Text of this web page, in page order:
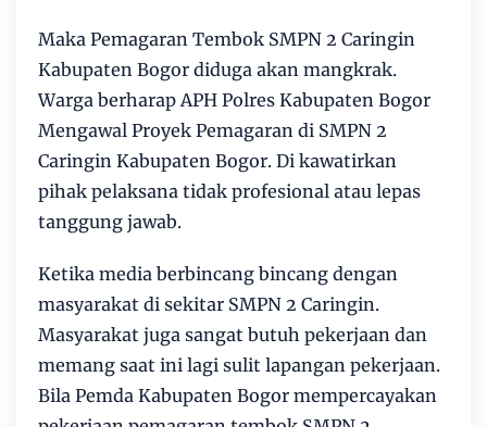
Maka Pemagaran Tembok SMPN 2 Caringin
Kabupaten Bogor diduga akan mangkrak.
Warga berharap APH Polres Kabupaten Bogor
Mengawal Proyek Pemagaran di SMPN 2
Caringin Kabupaten Bogor. Di kawatirkan
pihak pelaksana tidak profesional atau lepas
tanggung jawab.
Ketika media berbincang bincang dengan
masyarakat di sekitar SMPN 2 Caringin.
Masyarakat juga sangat butuh pekerjaan dan
memang saat ini lagi sulit lapangan pekerjaan.
Bila Pemda Kabupaten Bogor mempercayakan